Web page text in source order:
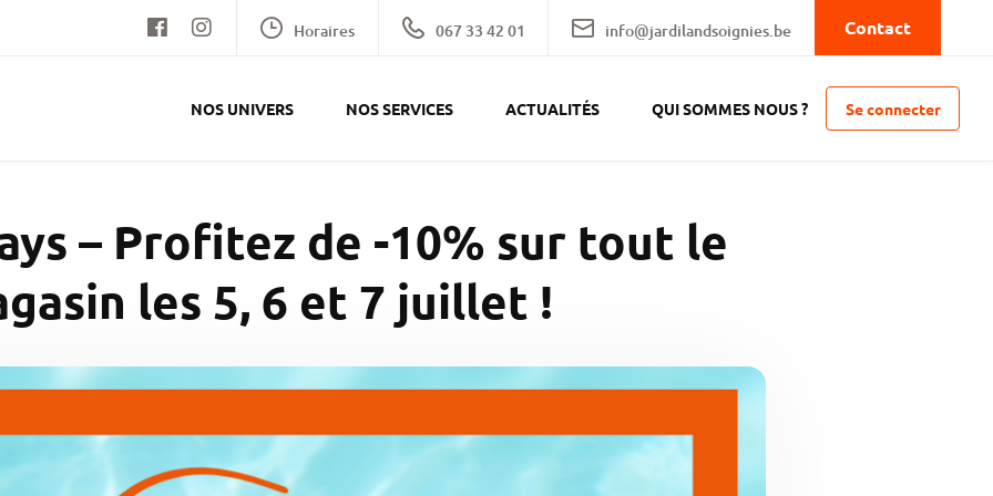
Horaires 067 33 42 01 info@jardilandsoignies.be Contact
NOS UNIVERS NOS SERVICES ACTUALITÉS QUI SOMMES NOUS ? Se connecter
– Profitez de -10% sur tout le
les 5, 6 et 7 juillet !